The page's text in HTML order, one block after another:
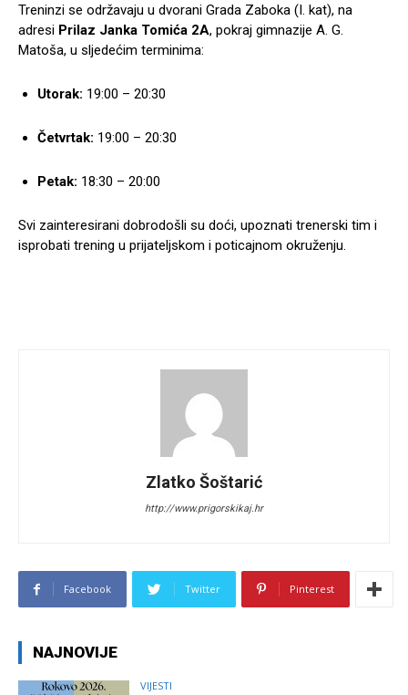
Treninzi se održavaju u dvorani Grada Zaboka (I. kat), na
adresi Prilaz Janka Tomića 2A, pokraj gimnazije A. G.
Matoša, u sljedećim terminima:
Utorak: 19:00 – 20:30
Četvrtak: 19:00 – 20:30
Petak: 18:30 – 20:00
Svi zainteresirani dobrodošli su doći, upoznati trenerski tim i
isprobati trening u prijateljskom i poticajnom okruženju.
Zlatko Šoštarić
http://www.prigorskikaj.hr
Facebook Twitter Pinterest
NAJNOVIJE
VIJESTI